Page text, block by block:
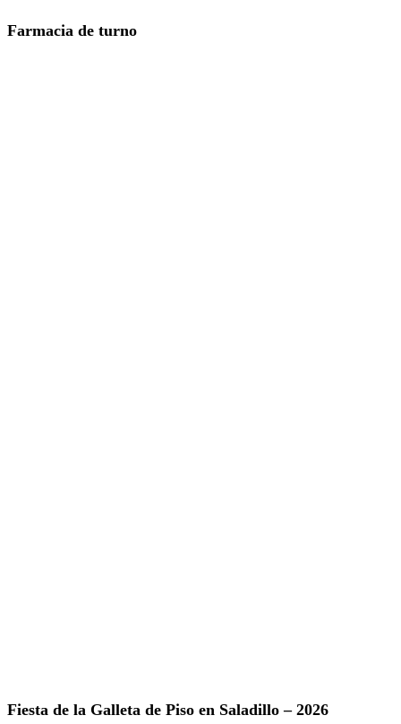
Farmacia de turno
Fiesta de la Galleta de Piso en Saladillo – 2026